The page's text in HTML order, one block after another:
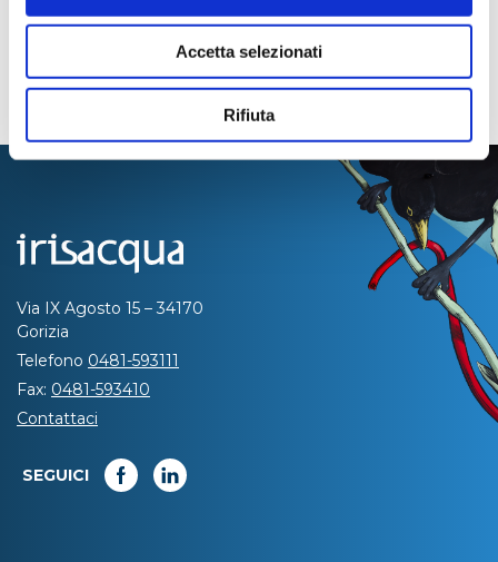
Accetta selezionati
Rifiuta
Via IX Agosto 15 – 34170
Gorizia
Telefono 0481-593111
Fax: 0481-593410
Contattaci
SEGUICI